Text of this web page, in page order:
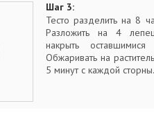
Шаг 3:
Тесто разделить на 8
Разложить на 4
накрыть
Обжаривать на
5 минут с каждой сторны.